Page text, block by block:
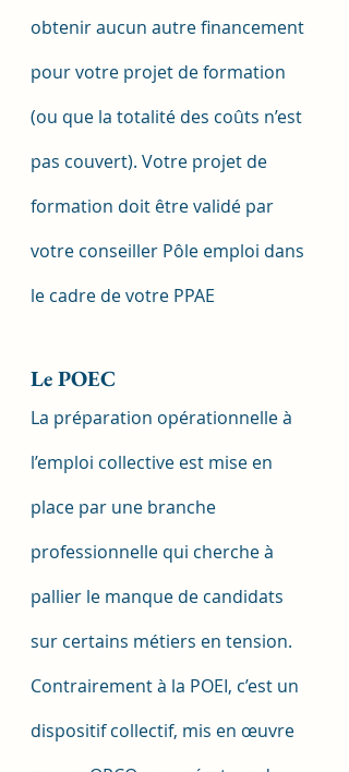
obtenir aucun autre financement
pour votre projet de formation
(ou que la totalité des coûts n’est
pas couvert). Votre projet de
formation doit être validé par
votre conseiller Pôle emploi dans
le cadre de votre PPAE
Le POEC
La préparation opérationnelle à
l’emploi collective est mise en
place par une branche
professionnelle qui cherche à
pallier le manque de candidats
sur certains métiers en tension.
Contrairement à la POEI, c’est un
dispositif collectif, mis en œuvre